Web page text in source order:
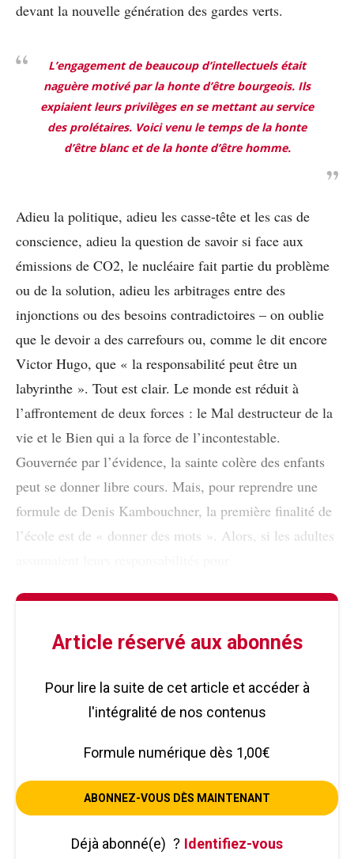
devant la nouvelle génération des gardes verts.
L’engagement de beaucoup d’intellectuels était
naguère motivé par la honte d’être bourgeois. Ils
expiaient leurs privilèges en se mettant au service
des prolétaires. Voici venu le temps de la honte
d’être blanc et de la honte d’être homme.
Adieu la politique, adieu les casse-tête et les cas de
conscience, adieu la question de savoir si face aux
émissions de CO2, le nucléaire fait partie du problème
ou de la solution, adieu les arbitrages entre des
injonctions ou des besoins contradictoires – on oublie
que le devoir a des carrefours ou, comme le dit encore
Victor Hugo, que « la responsabilité peut être un
labyrinthe ». Tout est clair. Le monde est réduit à
l’affrontement de deux forces : le Mal destructeur de la
vie et le Bien qui a la force de l’incontestable.
Gouvernée par l’évidence, la sainte colère des enfants
peut se donner libre cours. Mais, pour reprendre une
formule de Denis Kambouchner, la première finalité de
l’école est de « donner des mots ». Alors, si les adultes
Article réservé aux abonnés
Pour lire la suite de cet article et accéder à
l'intégralité de nos contenus
Formule numérique dès 1,00€
ABONNEZ-VOUS DÈS MAINTENANT
Déjà abonné(e) ? Identifiez-vous